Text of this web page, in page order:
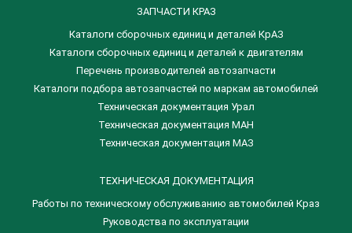
ЗАПЧАСТИ КРАЗ
Каталоги сборочных единиц и деталей КрАЗ
​Каталоги сборочных единиц и деталей к двигателям
Перечень производителей автозапчасти
Каталоги подбора автозапчастей по маркам автомобилей
Техническая документация Урал
Техническая документация МАН
Техническая документация МАЗ
ТЕХНИЧЕСКАЯ ДОКУМЕНТАЦИЯ
Работы по техническому обслуживанию автомобилей Краз
Руководства по эксплуатации